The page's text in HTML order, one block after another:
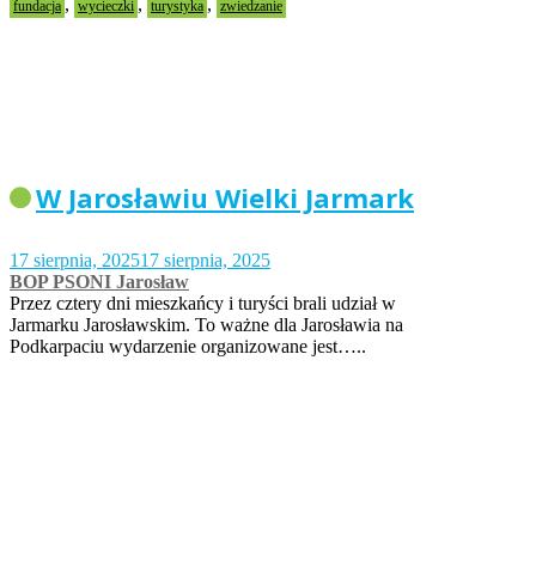
fundacja wycieczki turystyka zwiedzanie
W Jarosławiu Wielki Jarmark
17 sierpnia, 202517 sierpnia, 2025
BOP PSONI Jarosław
Przez cztery dni mieszkańcy i turyści brali udział w
Jarmarku Jarosławskim. To ważne dla Jarosławia na
Podkarpaciu wydarzenie organizowane jest…..